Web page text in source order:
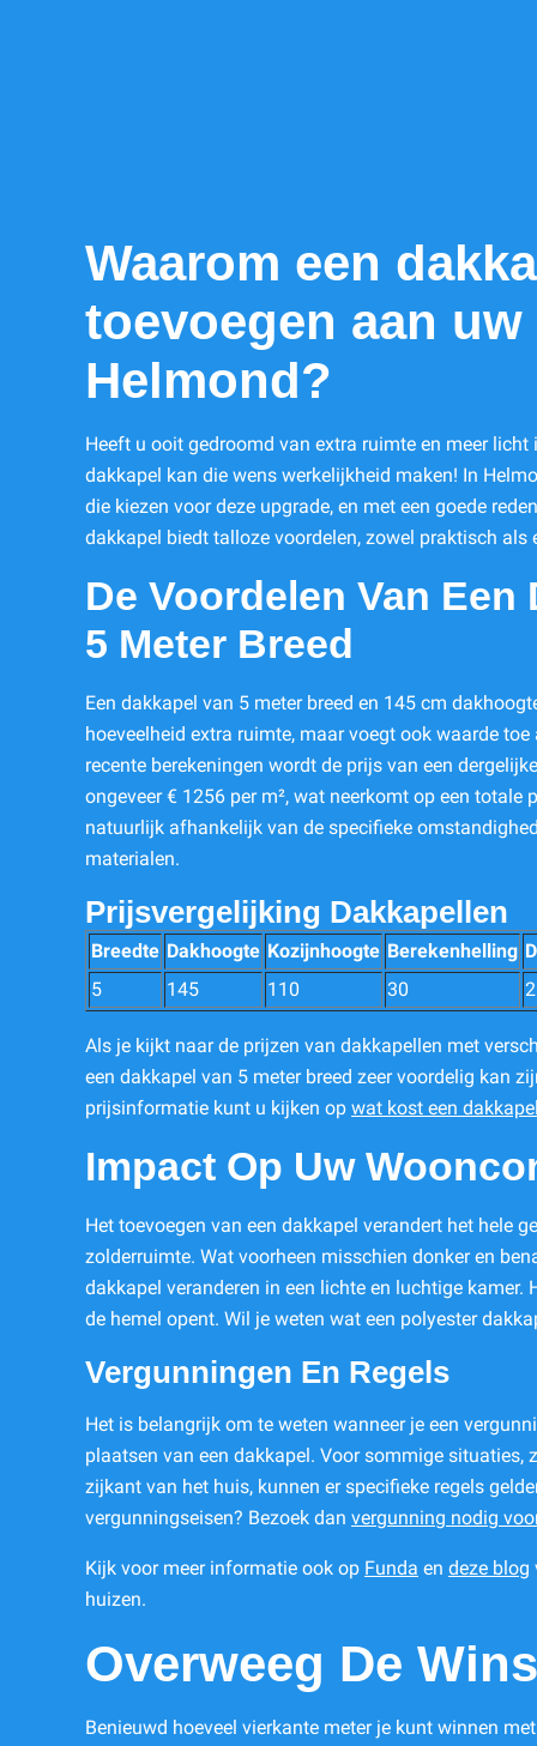
Waarom een
toevoegen aan
Helmond?
Heeft u ooit gedroomd van extra ruimte en meer licht
dakkapel kan die wens werkelijkheid maken! In
die kiezen voor deze upgrade, en met een goede
dakkapel biedt talloze voordelen, zowel praktisch als
De Voordelen Van Een
5 Meter Breed
Een dakkapel van 5 meter breed en 145 cm
hoeveelheid extra ruimte, maar voegt ook waarde
recente berekeningen wordt de prijs van een
ongeveer € 1256 per m², wat neerkomt op een totale
natuurlijk afhankelijk van de specifieke
materialen.
Prijsvergelijking Dakkapellen
Breedte Dakhoogte Kozijnhoogte Berekenhelling
5
145 110 30
Als je kijkt naar de prijzen van dakkapellen met
een dakkapel van 5 meter breed zeer voordelig kan
prijsinformatie kunt u kijken op wat kost een
Impact Op Uw
Het toevoegen van een dakkapel verandert het hele
zolderruimte. Wat voorheen misschien donker en
dakkapel veranderen in een lichte en luchtige kamer.
de hemel opent. Wil je weten wat een polyester
Vergunningen En Regels
Het is belangrijk om te weten wanneer je een
plaatsen van een dakkapel. Voor sommige situaties,
zijkant van het huis, kunnen er specifieke regels
vergunningseisen? Bezoek dan vergunning nodig
Kijk voor meer informatie ook op Funda en deze blog
huizen.
Overweeg De
Benieuwd hoeveel vierkante meter je kunt winnen